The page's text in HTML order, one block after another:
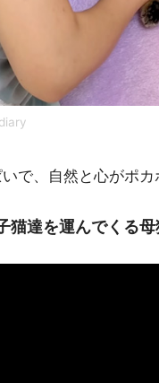
で、自然と心がポ
猫達を運んでくる